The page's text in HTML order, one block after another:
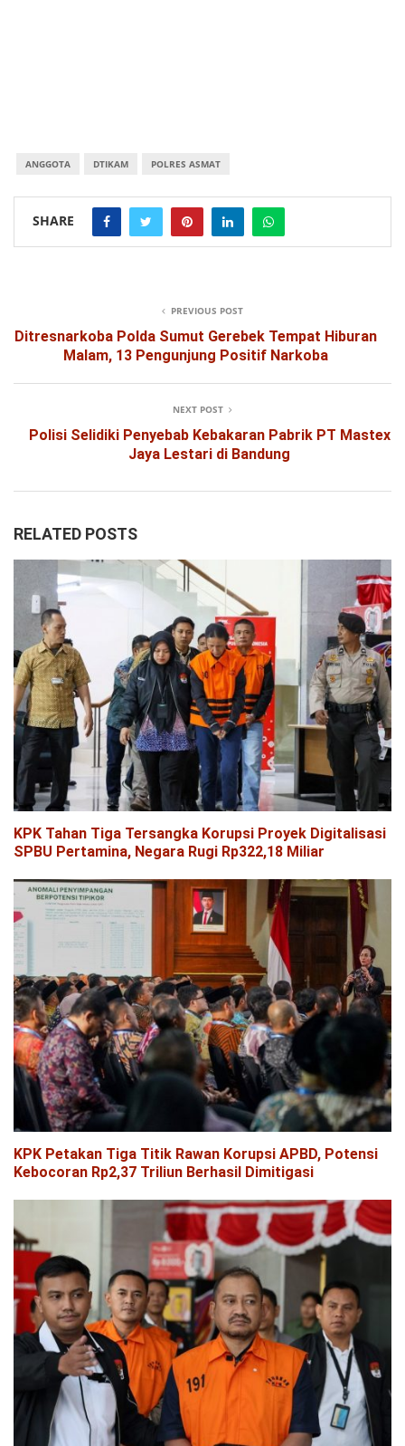
ANGGOTA DTIKAM POLRES ASMAT
SHARE
PREVIOUS POST
Ditresnarkoba Polda Sumut Gerebek Tempat Hiburan
Malam, 13 Pengunjung Positif Narkoba
NEXT POST
Polisi Selidiki Penyebab Kebakaran Pabrik PT Mastex
Jaya Lestari di Bandung
RELATED POSTS
KPK Tahan Tiga Tersangka Korupsi Proyek Digitalisasi
SPBU Pertamina, Negara Rugi Rp322,18 Miliar
KPK Petakan Tiga Titik Rawan Korupsi APBD, Potensi
Kebocoran Rp2,37 Triliun Berhasil Dimitigasi